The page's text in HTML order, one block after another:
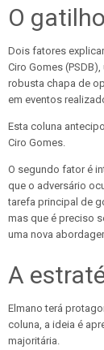
O
Dois fatores
Ciro Gomes
robusta chapa de
em eventos
Esta coluna
Ciro Gomes.
O segundo fator é
que o adversário
tarefa principal de
mas que é preciso
uma nova
A
Elmano terá
coluna, a ideia é
majoritária.